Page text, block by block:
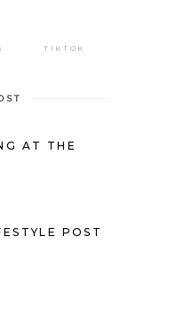
TIKTOK
AT THE
POST